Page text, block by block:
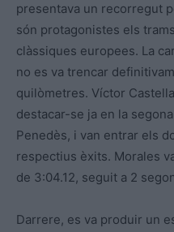
presentava un recorregut
són protagonistes els
clàssiques europees. La
no es va trencar
quilòmetres. Víctor
destacar-se ja en la
Penedès, i van entrar els
respectius èxits. Morales
de 3:04.12, seguit a 2
Darrere, es va produir un